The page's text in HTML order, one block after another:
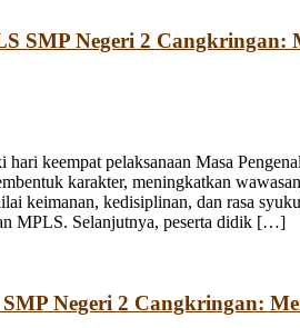
SMP Negeri 2 Cangkringan:
hari keempat pelaksanaan Masa
karakter, meningkatkan
keimanan, kedisiplinan, dan rasa
MPLS. Selanjutnya, peserta didik […]
Negeri 2 Cangkringan: